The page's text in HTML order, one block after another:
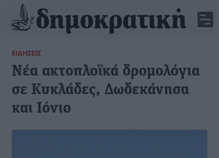
ΕΙΔΉΣΕΙΣ
Νέα ακτοπλοϊκά δρομολόγια
σε Κυκλάδες, Δωδεκάνησα
και Ιόνιο